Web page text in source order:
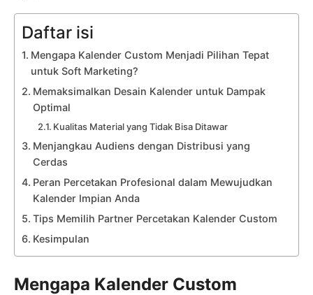
Daftar isi
Mengapa Kalender Custom Menjadi Pilihan Tepat
untuk Soft Marketing?
Memaksimalkan Desain Kalender untuk Dampak
Optimal
Kualitas Material yang Tidak Bisa Ditawar
Menjangkau Audiens dengan Distribusi yang
Cerdas
Peran Percetakan Profesional dalam Mewujudkan
Kalender Impian Anda
Tips Memilih Partner Percetakan Kalender Custom
Kesimpulan
Mengapa Kalender Custom